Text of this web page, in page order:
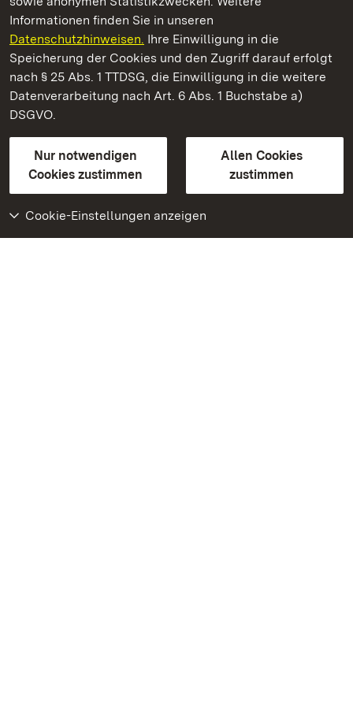
Informationen finden Sie in unseren
Datenschutzhinweisen. Ihre Einwilligung in die
Speicherung der Cookies und den Zugriff darauf erfolgt
nach § 25 Abs. 1 TTDSG, die Einwilligung in die weitere
Datenverarbeitung nach Art. 6 Abs. 1 Buchstabe a)
DSGVO.
Nur notwendigen
Cookies zustimmen
Allen Cookies
zustimmen
Cookie-Einstellungen anzeigen
Staatliche Schlösser und Gärten Baden‑Württemberg
Staatliche Schlösser und Gärten Baden-Württemberg
Kontakt
GebärdenspracheLeichte Sprache
Erklärung zur Barrierefreiheit
BITV-konform (geprüfte Seiten)
Weiteres